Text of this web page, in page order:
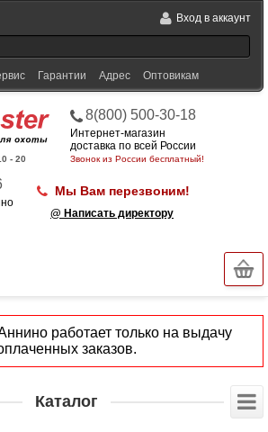
Вход в аккаунт
Гарантии Адрес Оптовикам
- 20
8(800) 500-30-18
Интернет-магазин
доставка по всей России
Звонок из России бесплатный!
Мы Вам перезвоним!
@ Написать директору
работает только на выдачу
заказов.
Каталог